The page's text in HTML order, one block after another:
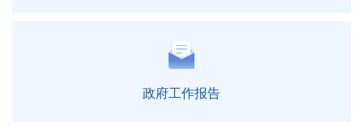
政府工作报告